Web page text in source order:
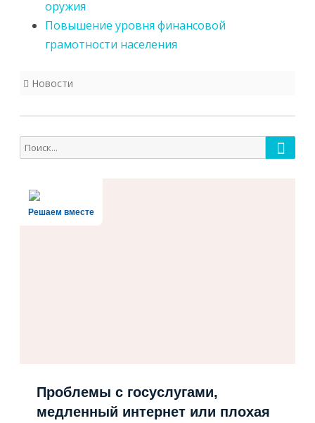
оружия
Повышение уровня финансовой
грамотности населения
Новости
Поиск
для:
Поиск
Решаем вместе
Проблемы с госуслугами,
медленный интернет или плохая